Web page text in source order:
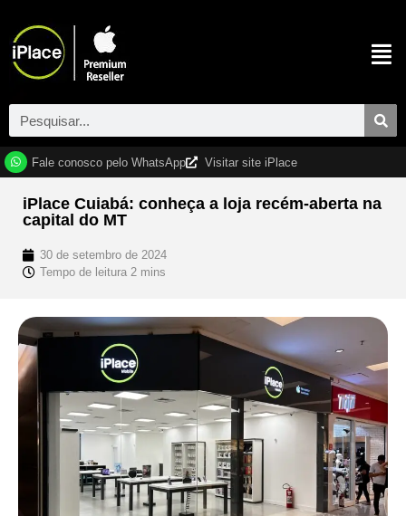
Fale conosco pelo WhatsApp Visitar site iPlace
iPlace Cuiabá: conheça a loja recém-aberta na
capital do MT
30 de setembro de 2024